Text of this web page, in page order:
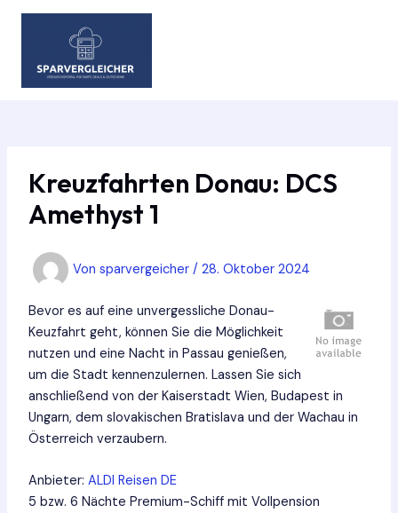
Zum
Kreuzfahrten Donau: DCS
Amethyst 1
Von sparvergeicher / 28. Oktober 2024
Bevor es auf eine unvergessliche Donau-
Keuzfahrt geht, können Sie die Möglichkeit
nutzen und eine Nacht in Passau genießen,
um die Stadt kennenzulernen. Lassen Sie sich
anschließend von der Kaiserstadt Wien, Budapest in
Ungarn, dem slovakischen Bratislava und der Wachau in
Österreich verzaubern.
Anbieter: ALDI Reisen DE
5 bzw. 6 Nächte Premium-Schiff mit Vollpension